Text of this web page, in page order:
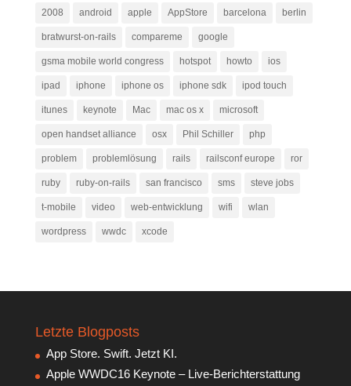
2008 android apple AppStore barcelona berlin
bratwurst-on-rails compareme google
gsma mobile world congress hotspot howto ios
ipad iphone iphone os iphone sdk ipod touch
itunes keynote Mac mac os x microsoft
open handset alliance osx Phil Schiller php
problem problemlösung rails railsconf europe ror
ruby ruby-on-rails san francisco sms steve jobs
t-mobile video web-entwicklung wifi wlan
wordpress wwdc xcode
Letzte Blogposts
App Store. Swift. Jetzt KI.
Apple WWDC16 Keynote – Live-Berichterstattung